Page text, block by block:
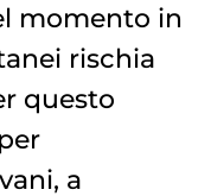
momento in
rischia
questo
per
a